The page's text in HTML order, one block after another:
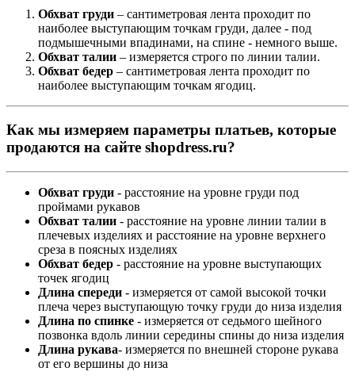
Обхват груди – сантиметровая лента проходит по
наиболее выступающим точкам груди, далее - под
подмышечными впадинами, на спине - немного выше.
Обхват талии – измеряется строго по линии талии.
Обхват бедер – сантиметровая лента проходит по
наиболее выступающим точкам ягодиц.
Как мы измеряем параметры платьев, которые
продаются на сайте shopdress.ru?
Обхват груди - расстояние на уровне груди под
проймами рукавов
Обхват талии - расстояние на уровне линии талии в
плечевых изделиях и расстояние на уровне верхнего
среза в поясных изделиях
Обхват бедер - расстояние на уровне выступающих
точек ягодиц
Длина спереди - измеряется от самой высокой точки
плеча через выступающую точку груди до низа изделия
Длина по спинке - измеряется от седьмого шейного
позвонка вдоль линии середины спины до низа изделия
Длина рукава- измеряется по внешней стороне рукава
от его вершины до низа